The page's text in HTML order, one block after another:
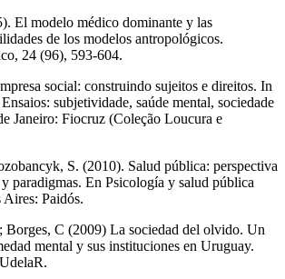
El modelo médico dominante y las
de los modelos antropológicos.
24 (96), 593-604.
social: construindo sujeitos e direitos. In
subjetividade, saúde mental, sociedade
Janeiro: Fiocruz (Coleção Loucura e
S. (2010). Salud pública: perspectiva
paradigmas. En Psicología y salud pública
Aires: Paidós.
Borges, C (2009) La sociedad del olvido. Un
mental y sus instituciones en Uruguay.